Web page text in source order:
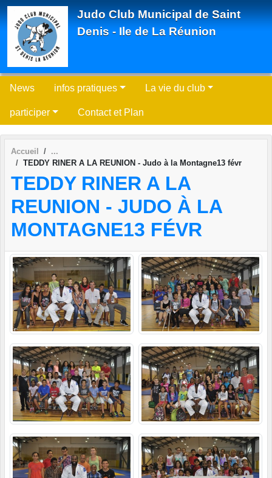
Judo Club Municipal de Saint
Denis - Ile de La Réunion
News infos pratiques La vie du club
participer Contact et Plan
Accueil
TEDDY RINER A LA REUNION - Judo à la Montagne13 févr
TEDDY RINER A LA
REUNION - JUDO À LA
MONTAGNE13 FÉVR
Panneau de gestion des cookies